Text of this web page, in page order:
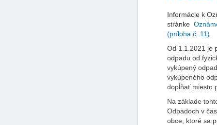
Informácie k
stránke
(príloha č. 11)
Od 1.1.2021 je
odpadu od
vykúpený
vykúpeného
dopĺňať miesto
Na základe
Odpadoch v
obce, ktoré sa